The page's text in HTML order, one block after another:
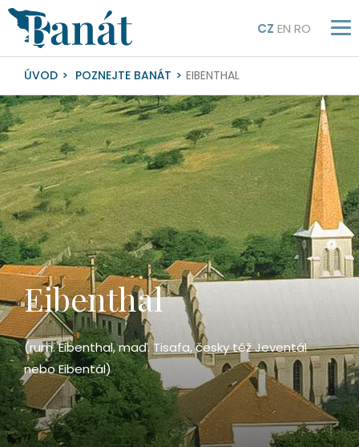
CZ EN RO
ÚVOD POZNEJTE BANÁT EIBENTHAL
Eibenthal
(rum. Eibenthal, maď. Tisafa, česky též Jeventál
nebo Eibentál)